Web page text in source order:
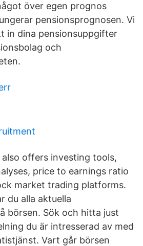
över egen prognos
pensionsprognosen. Vi
in dina pensionsuppgifter
och
offers investing tools,
price to earnings ratio
market trading platforms.
du alla aktuella
börsen. Sök och hitta just
du är intresserad av med
Vart går börsen